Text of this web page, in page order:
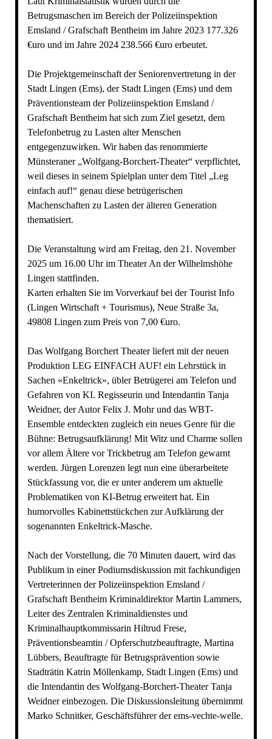
Betrugsmaschen im Bereich der Polizeiinspektion
Emsland / Grafschaft Bentheim im Jahre 2023 177.326
€uro und im Jahre 2024 238.566 €uro erbeutet.
Die Projektgemeinschaft der Seniorenvertretung in der
Stadt Lingen (Ems), der Stadt Lingen (Ems) und dem
Präventionsteam der Polizeiinspektion Emsland /
Grafschaft Bentheim hat sich zum Ziel gesetzt, dem
Telefonbetrug zu Lasten alter Menschen
entgegenzuwirken. Wir haben das renommierte
Münsteraner „Wolfgang-Borchert-Theater“ verpflichtet,
weil dieses in seinem Spielplan unter dem Titel „Leg
einfach auf!“ genau diese betrügerischen
Machenschaften zu Lasten der älteren Generation
thematisiert.
Die Veranstaltung wird am Freitag, den 21. November
2025 um 16.00 Uhr im Theater An der Wilhelmshöhe
Lingen stattfinden.
Karten erhalten Sie im Vorverkauf bei der Tourist Info
(Lingen Wirtschaft + Tourismus), Neue Straße 3a,
49808 Lingen zum Preis von 7,00 €uro.
Das Wolfgang Borchert Theater liefert mit der neuen
Produktion LEG EINFACH AUF! ein Lehrstück in
Sachen «Enkeltrick», übler Betrügerei am Telefon und
Gefahren von KI. Regisseurin und Intendantin Tanja
Weidner, der Autor Felix J. Mohr und das WBT-
Ensemble entdeckten zugleich ein neues Genre für die
Bühne: Betrugsaufklärung! Mit Witz und Charme sollen
vor allem Ältere vor Trickbetrug am Telefon gewarnt
werden. Jürgen Lorenzen legt nun eine überarbeitete
Stückfassung vor, die er unter anderem um aktuelle
Problematiken von KI-Betrug erweitert hat. Ein
humorvolles Kabinettstückchen zur Aufklärung der
sogenannten Enkeltrick-Masche.
Nach der Vorstellung, die 70 Minuten dauert, wird das
Publikum in einer Podiumsdiskussion mit fachkundigen
Vertreterinnen der Polizeiinspektion Emsland /
Grafschaft Bentheim Kriminaldirektor Martin Lammers,
Leiter des Zentralen Kriminaldienstes und
Kriminalhauptkommissarin Hiltrud Frese,
Präventionsbeamtin / Opferschutzbeauftragte, Martina
Lübbers, Beauftragte für Betrugsprävention sowie
Stadträtin Katrin Möllenkamp, Stadt Lingen (Ems) und
die Intendantin des Wolfgang-Borchert-Theater Tanja
Weidner einbezogen. Die Diskussionsleitung übernimmt
Marko Schnitker, Geschäftsführer der ems-vechte-welle.